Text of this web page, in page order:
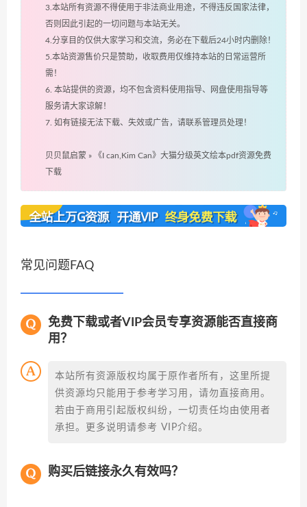
3.本站所有资源不得使用于非法商业用途，不得违反国家法律，
否则因此引起的一切问题与本站无关。
4.分享目的仅供大家学习和交流，务必在下载后24小时内删除！
5.本站资源售价只是赞助，收取费用仅维持本站的日常运营所
需！
6. 本站提供的资源，均不包含资料使用指导、网盘使用指导等
服务请大家谅解！
7. 如有链接无法下载、失效或广告，请联系管理员处理！
贝贝鼠启蒙 »
《I can,Kim Can》大猫分级英文绘本pdf资源免费
下载
常见问题FAQ
免费下载或者VIP会员专享资源能否直接商
用？
本站所有资源版权均属于原作者所有，这里所提
供资源均只能用于参考学习用，请勿直接商用。
若由于商用引起版权纠纷，一切责任均由使用者
承担。更多说明请参考 VIP介绍。
购买后链接永久有效吗？